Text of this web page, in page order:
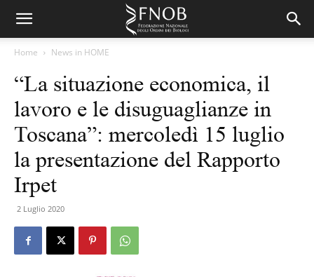
Home News in HOME
“La situazione economica, il
lavoro e le disuguaglianze in
Toscana”: mercoledì 15 luglio
la presentazione del Rapporto
Irpet
2 Luglio 2020